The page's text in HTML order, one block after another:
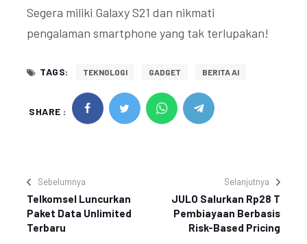
Segera miliki Galaxy S21 dan nikmati
pengalaman smartphone yang tak terlupakan!
TAGS: TEKNOLOGI GADGET BERITA AI
SHARE :
Sebelumnya
Telkomsel Luncurkan
Paket Data Unlimited
Terbaru
Selanjutnya
JULO Salurkan Rp28 T
Pembiayaan Berbasis
Risk-Based Pricing